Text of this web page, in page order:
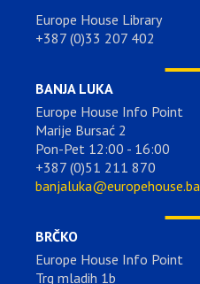
Europe House Library
+387 (0)33 207 402
BANJA LUKA
Europe House Info Point
Marije Bursać 2
Pon-Pet 12:00 - 16:00
+387 (0)51 211 870
banjaluka@europehouse.ba
BRČKO
Europe House Info Point
Trg mladih 1b